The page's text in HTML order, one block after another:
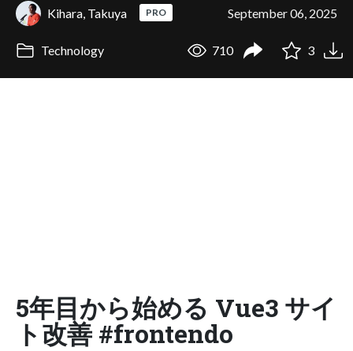
Kihara, Takuya PRO September 06, 2025
Technology 710 3
5年目から始める Vue3 サイ
ト改善 #frontendo